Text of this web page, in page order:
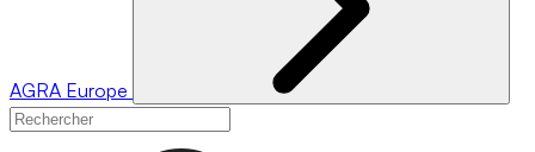
AGRA Europe